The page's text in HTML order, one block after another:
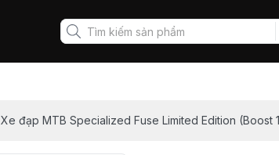
Xe đạp MTB Specialized Fuse Limited Edition (Boost